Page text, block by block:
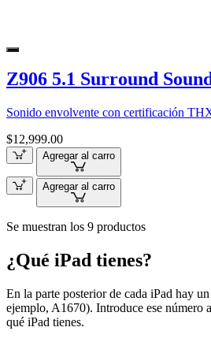
Z906 5.1 Surround
Sonido envolvente con certificación
$12,999.00
Agregar al carro
Agregar al carro
Se muestran los 9 productos
¿Qué iPad tienes?
En la parte posterior de cada iPad hay
ejemplo, A1670). Introduce ese número
qué iPad tienes.